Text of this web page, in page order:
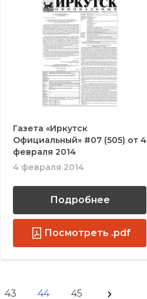
Газета «Иркутск
Официальный» #07 (505) от 4
февраля 2014
4 февраля 2014
Подробнее
Посмотреть .pdf
43 44 45